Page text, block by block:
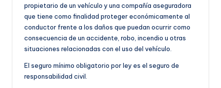
propietario de un vehículo y una compañía aseguradora
que tiene como finalidad proteger económicamente al
conductor frente a los daños que puedan ocurrir como
consecuencia de un accidente, robo, incendio u otras
situaciones relacionadas con el uso del vehículo.
El seguro mínimo obligatorio por ley es el seguro de
responsabilidad civil.